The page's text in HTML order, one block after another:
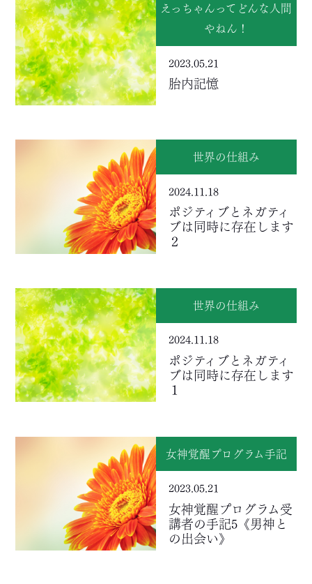
えっちゃんってどんな人間
やねん！
2023.05.21
胎内記憶
世界の仕組み
2024.11.18
ポジティブとネガティ
ブは同時に存在します
２
世界の仕組み
2024.11.18
ポジティブとネガティ
ブは同時に存在します
１
女神覚醒プログラム手記
2023.05.21
女神覚醒プログラム受
講者の手記5《男神と
の出会い》